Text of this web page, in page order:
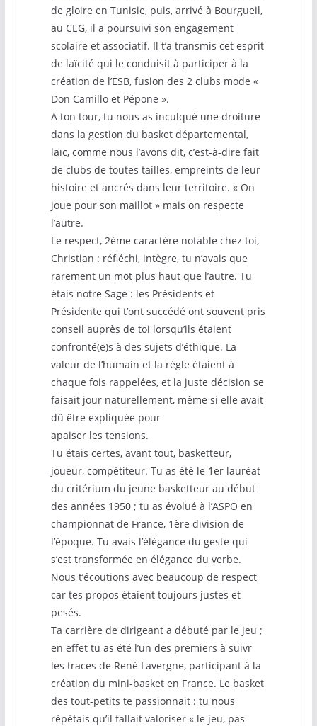
de gloire en Tunisie, puis, arrivé à Bourgueil,
au CEG, il a poursuivi son engagement
scolaire et associatif. Il t’a transmis cet esprit
de laïcité qui le conduisit à participer à la
création de l’ESB, fusion des 2 clubs mode «
Don Camillo et Pépone ».
A ton tour, tu nous as inculqué une droiture
dans la gestion du basket départemental,
laïc, comme nous l’avons dit, c’est-à-dire fait
de clubs de toutes tailles, empreints de leur
histoire et ancrés dans leur territoire. « On
joue pour son maillot » mais on respecte
l’autre.
Le respect, 2ème caractère notable chez toi,
Christian : réfléchi, intègre, tu n’avais que
rarement un mot plus haut que l’autre. Tu
étais notre Sage : les Présidents et
Présidente qui t’ont succédé ont souvent pris
conseil auprès de toi lorsqu’ils étaient
confronté(e)s à des sujets d’éthique. La
valeur de l’humain et la règle étaient à
chaque fois rappelées, et la juste décision se
faisait jour naturellement, même si elle avait
dû être expliquée pour
apaiser les tensions.
Tu étais certes, avant tout, basketteur,
joueur, compétiteur. Tu as été le 1er lauréat
du critérium du jeune basketteur au début
des années 1950 ; tu as évolué à l’ASPO en
championnat de France, 1ère division de
l’époque. Tu avais l’élégance du geste qui
s’est transformée en élégance du verbe.
Nous t’écoutions avec beaucoup de respect
car tes propos étaient toujours justes et
pesés.
Ta carrière de dirigeant a débuté par le jeu ;
en effet tu as été l’un des premiers à suivr
les traces de René Lavergne, participant à la
création du mini-basket en France. Le basket
des tout-petits te passionnait : tu nous
répétais qu’il fallait valoriser « le jeu, pas